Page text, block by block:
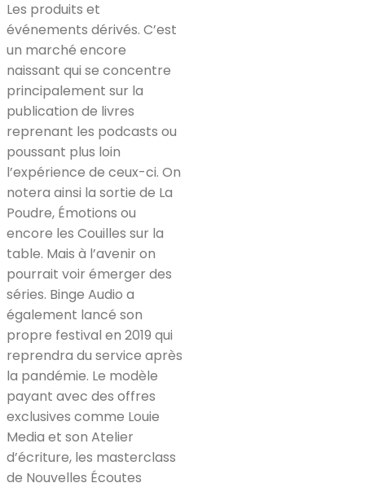
Les produits et
événements dérivés. C’est
un marché encore
naissant qui se concentre
principalement sur la
publication de livres
reprenant les podcasts ou
poussant plus loin
l’expérience de ceux-ci. On
notera ainsi la sortie de La
Poudre, Émotions ou
encore les Couilles sur la
table. Mais à l’avenir on
pourrait voir émerger des
séries. Binge Audio a
également lancé son
propre festival en 2019 qui
reprendra du service après
la pandémie. Le modèle
payant avec des offres
exclusives comme Louie
Media et son Atelier
d’écriture, les masterclass
de Nouvelles Écoutes